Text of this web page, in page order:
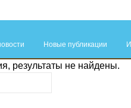
Новые публикации
результаты не найдены.